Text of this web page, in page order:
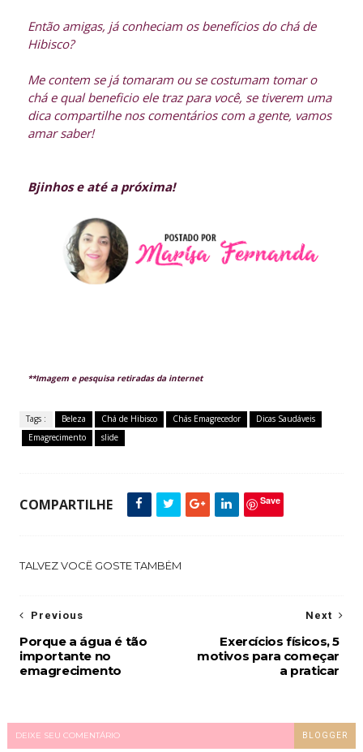
Então amigas, já conheciam os benefícios do chá de
Hibisco?
Me contem se já tomaram ou se costumam tomar o
chá e qual beneficio ele traz para você, se tiverem uma
dica compartilhe nos comentários com a gente, vamos
amar saber!
Bjinhos e até a próxima!
**Imagem e pesquisa retiradas da internet
Tags : Beleza Chá de Hibisco Chás Emagrecedor
Dicas Saudáveis
Emagrecimento
slide
COMPARTILHE Save
TALVEZ VOCÊ GOSTE TAMBÉM
Next
Exercícios físicos, 5
motivos para começar
a praticar
Previous
Porque a água é tão
importante no
emagrecimento
DEIXE SEU COMENTÁRIO BLOGGER